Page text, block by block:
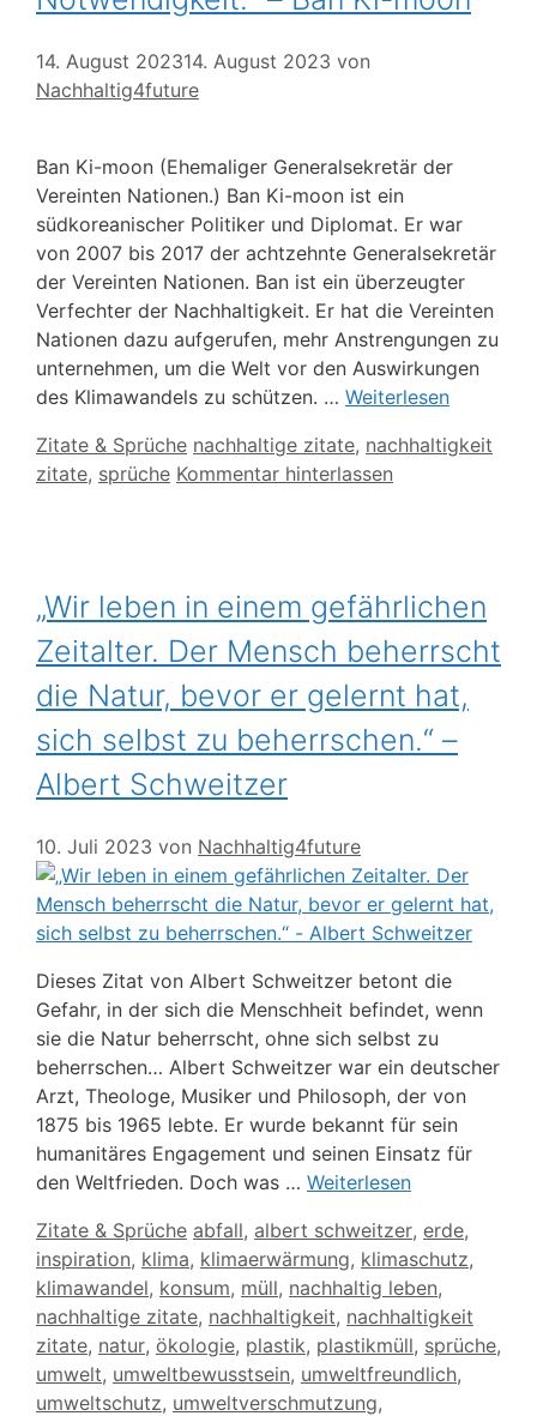
14. August 202314. August 2023 von
Nachhaltig4future
Ban Ki-moon (Ehemaliger Generalsekretär der
Vereinten Nationen.) Ban Ki-moon ist ein
südkoreanischer Politiker und Diplomat. Er war
von 2007 bis 2017 der achtzehnte Generalsekretär
der Vereinten Nationen. Ban ist ein überzeugter
Verfechter der Nachhaltigkeit. Er hat die Vereinten
Nationen dazu aufgerufen, mehr Anstrengungen zu
unternehmen, um die Welt vor den Auswirkungen
des Klimawandels zu schützen. … Weiterlesen
Kategorien
Zitate & Sprüche Schlagwörter
nachhaltige zitate, nachhaltigkeit
zitate, sprüche Kommentar hinterlassen
„Wir leben in einem gefährlichen
Zeitalter. Der Mensch beherrscht
die Natur, bevor er gelernt hat,
sich selbst zu beherrschen.“ –
Albert Schweitzer
10. Juli 2023 von Nachhaltig4future
Dieses Zitat von Albert Schweitzer betont die
Gefahr, in der sich die Menschheit befindet, wenn
sie die Natur beherrscht, ohne sich selbst zu
beherrschen… Albert Schweitzer war ein deutscher
Arzt, Theologe, Musiker und Philosoph, der von
1875 bis 1965 lebte. Er wurde bekannt für sein
humanitäres Engagement und seinen Einsatz für
den Weltfrieden. Doch was … Weiterlesen
Kategorien
Zitate & Sprüche Schlagwörter
abfall, albert schweitzer, erde,
inspiration, klima, klimaerwärmung, klimaschutz,
klimawandel, konsum, müll, nachhaltig leben,
nachhaltige zitate, nachhaltigkeit, nachhaltigkeit
zitate, natur, ökologie, plastik, plastikmüll, sprüche,
umwelt, umweltbewusstsein, umweltfreundlich,
umweltschutz, umweltverschmutzung,